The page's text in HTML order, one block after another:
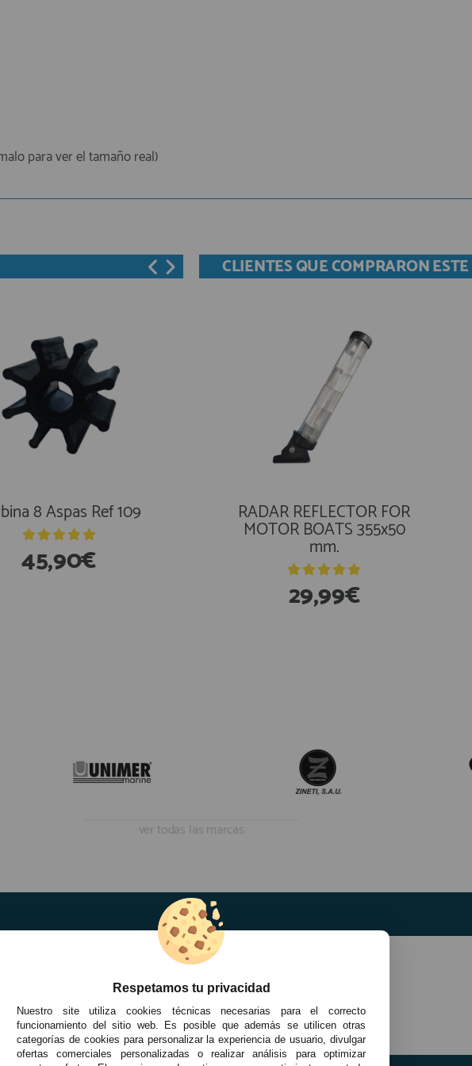
para ver el tamaño real)
8 Aspas Ref 109
45,90€
Turbina 9 Aspas Ref 115T
89,60€
CLIENTES QUE COMPRARON
Flag with Crown 30 x
20 cm
RADAR REFLECTOR FOR
MOTOR BOATS 355x50
mm.
29,99€
ver todas las marcas
Respetamos tu privacidad
Nuestro site utiliza cookies técnicas necesarias para el correcto
funcionamiento del sitio web. Es posible que además se utilicen otras
categorías de cookies para personalizar la experiencia de usuario, divulgar
ofertas comerciales personalizadas o realizar análisis para optimizar